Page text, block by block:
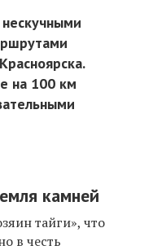
на 100 км
камней
тайги», что
в честь